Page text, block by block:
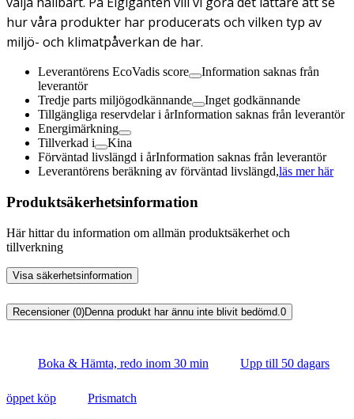
hur våra produkter har producerats och vilken typ av
miljö- och klimatpåverkan de har.
Leverantörens EcoVadis score
Information saknas från
leverantör
Tredje parts miljögodkännande
Inget godkännande
Tillgängliga reservdelar i årInformation saknas från leverantör
Energimärkning
Tillverkad i
Kina
Förväntad livslängd i årInformation saknas från leverantör
Leverantörens beräkning av förväntad livslängd,läs mer här
Produktsäkerhetsinformation
Här hittar du information om allmän produktsäkerhet och
tillverkning
Visa säkerhetsinformation
Recensioner (0)Denna produkt har ännu inte blivit bedömd.0
Boka & Hämta, redo inom 30 min Upp till 50 dagars
öppet köp Prismatch